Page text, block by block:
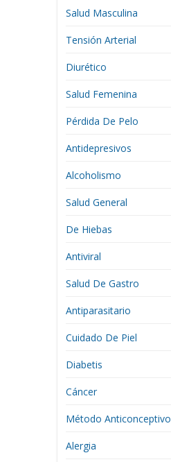
Salud Masculina
Tensión Arterial
Diurético
Salud Femenina
Pérdida De Pelo
Antidepresivos
Alcoholismo
Salud General
De Hiebas
Antiviral
Salud De Gastro
Antiparasitario
Cuidado De Piel
Diabetis
Cáncer
Método Anticonceptivo
Alergia